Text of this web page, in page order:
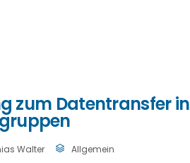
zum Datentransfer in
Walter Allgemein